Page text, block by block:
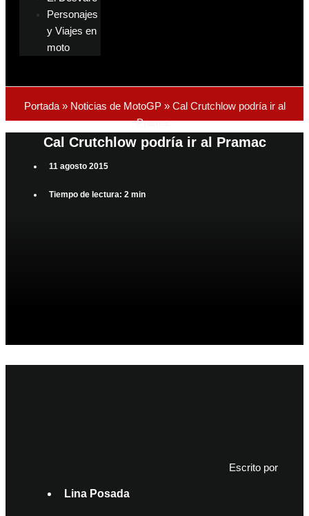
Personajes
y Viajes en
moto
Portada» Noticias de MotoGP» Cal Crutchlow podría ir al
Pramac
Cal Crutchlow podría ir al Pramac
11 agosto 2015
Tiempo de lectura: 2 min
Escrito por
Lina Posada